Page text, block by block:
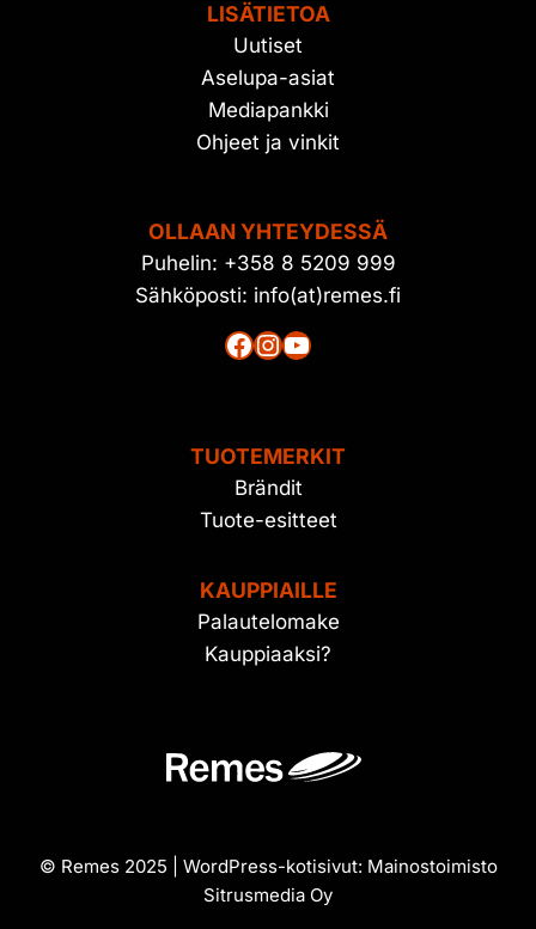
LISÄTIETOA
Uutiset
Aselupa-asiat
Mediapankki
Ohjeet ja vinkit
OLLAAN YHTEYDESSÄ
Puhelin: +358 8 5209 999
Sähköposti: info(at)remes.fi
Facebook
Instagram
YouTube
TUOTEMERKIT
Brändit
Tuote-esitteet
KAUPPIAILLE
Palautelomake
Kauppiaaksi?
© Remes 2025 | WordPress-kotisivut: Mainostoimisto
Sitrusmedia Oy